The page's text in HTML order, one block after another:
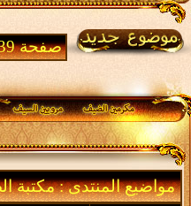
صفحة 39 من 82
مواضيع المنتدى: مكتبة